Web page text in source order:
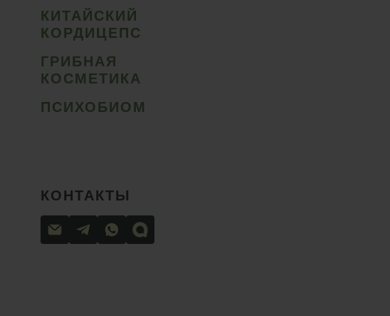
КИТАЙСКИЙ
КОРДИЦЕПС
ГРИБНАЯ
КОСМЕТИКА
ПСИХОБИОМ
КОНТАКТЫ